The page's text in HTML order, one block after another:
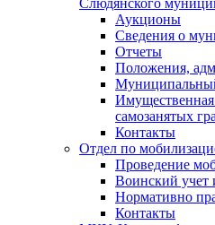
Слюдянского
Аукционы
Сведения о
Отчеты
Положения,
самозанятых
Контакты
Отдел по
Проведение
Воинский учет
Нормативно
Контакты